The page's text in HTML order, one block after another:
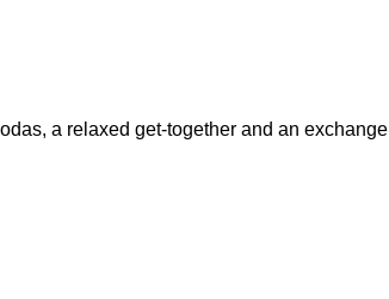
a relaxed get-together and an exchange